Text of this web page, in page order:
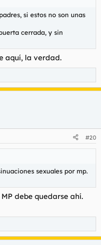
si estos no son unas
cerrada, y sin
aquí, la verdad.
#20
sexuales por mp.
debe quedarse ahí.